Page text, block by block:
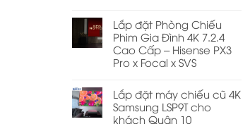
Lắp đặt Phòng Chiếu
Phim Gia Đình 4K 7.2.4
Cao Cấp – Hisense PX3
Pro x Focal x SVS
Lắp đặt máy chiếu cũ 4K
Samsung LSP9T cho
khách Quận 10